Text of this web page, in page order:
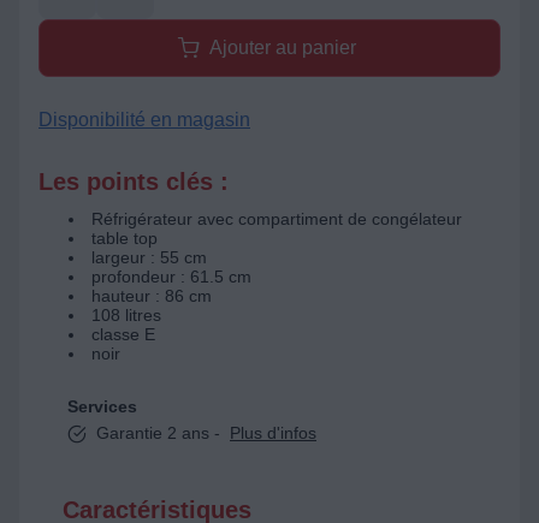
Ajouter au panier
Disponibilité en magasin
Les points clés :
Réfrigérateur avec compartiment de congélateur
table top
largeur : 55 cm
profondeur : 61.5 cm
hauteur : 86 cm
108 litres
classe E
noir
Services
Garantie 2 ans -
Plus d'infos
Caractéristiques